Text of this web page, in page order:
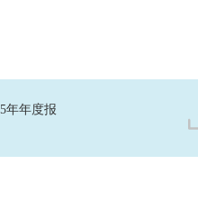
年年度报